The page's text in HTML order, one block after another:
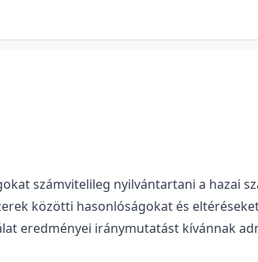
számvitelileg nyilvántartani a hazai
közötti hasonlóságokat és
eredményei iránymutatást kívánnak